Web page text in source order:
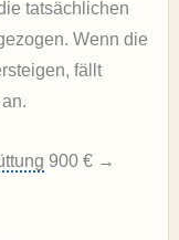
tatsächlichen
Wenn die
fällt
900 € →